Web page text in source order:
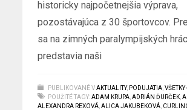
historicky najpočetnejšia výprava,
pozostávajúca z 30 športovcov.
sa na zimných paralympijských
predstavia naši
PUBLIKOVANÉ V AKTUALITY, PODUJATIA ,
POUŽITÉ TAGY: ADAM KRUPA ,ADRIÁN ĎURČEK ,
ALEXANDRA REXOVÁ ,ALICA JAKUBEKOVÁ